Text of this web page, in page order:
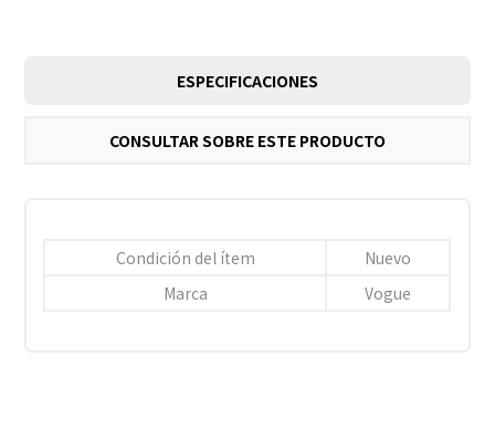
ESPECIFICACIONES
CONSULTAR SOBRE ESTE PRODUCTO
Condición del ítem
Nuevo
Marca
Vogue